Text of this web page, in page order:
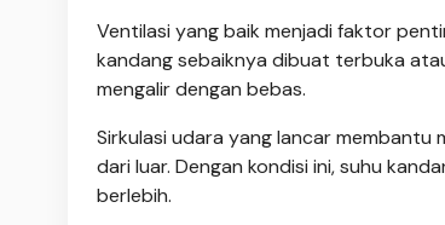
Ventilasi yang baik menjadi faktor
kandang sebaiknya dibuat terbuka
mengalir dengan bebas.
Sirkulasi udara yang lancar membantu
dari luar. Dengan kondisi ini, suhu
berlebih.